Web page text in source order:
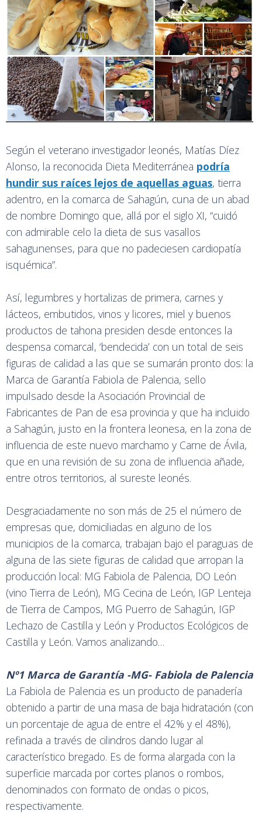
Según el veterano investigador leonés, Matías Díez
Alonso, la reconocida Dieta Mediterránea podría
hundir sus raíces lejos de aquellas aguas, tierra
adentro, en la comarca de Sahagún, cuna de un abad
de nombre Domingo que, allá por el siglo XI, “cuidó
con admirable celo la dieta de sus vasallos
sahagunenses, para que no padeciesen cardiopatía
isquémica”.
Así, legumbres y hortalizas de primera, carnes y
lácteos, embutidos, vinos y licores, miel y buenos
productos de tahona presiden desde entonces la
despensa comarcal, ‘bendecida’ con un total de seis
figuras de calidad a las que se sumarán pronto dos: la
Marca de Garantía Fabiola de Palencia, sello
impulsado desde la Asociación Provincial de
Fabricantes de Pan de esa provincia y que ha incluido
a Sahagún, justo en la frontera leonesa, en la zona de
influencia de este nuevo marchamo y Carne de Ávila,
que en una revisión de su zona de influencia añade,
entre otros territorios, al sureste leonés.
Desgraciadamente no son más de 25 el número de
empresas que, domiciliadas en alguno de los
municipios de la comarca, trabajan bajo el paraguas de
alguna de las siete figuras de calidad que arropan la
producción local: MG Fabiola de Palencia, DO León
(vino Tierra de León), MG Cecina de León, IGP Lenteja
de Tierra de Campos, MG Puerro de Sahagún, IGP
Lechazo de Castilla y León y Productos Ecológicos de
Castilla y León. Vamos analizando…
Nº1 Marca de Garantía -MG- Fabiola de Palencia
La Fabiola de Palencia es un producto de panadería
obtenido a partir de una masa de baja hidratación (con
un porcentaje de agua de entre el 42% y el 48%),
refinada a través de cilindros dando lugar al
característico bregado. Es de forma alargada con la
superficie marcada por cortes planos o rombos,
denominados con formato de ondas o picos,
respectivamente.